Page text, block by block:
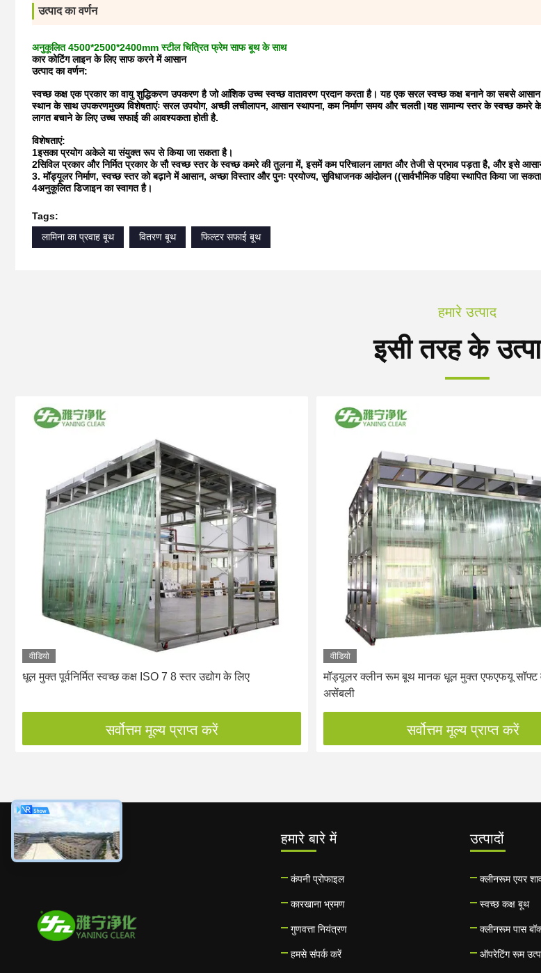
उत्पाद का वर्णन
अनुकूलित 4500*2500*2400mm स्टील चित्रित फ्रेम साफ बूथ के साथ
कार कोटिंग लाइन के लिए साफ करने में आसान
उत्पाद का वर्णन:
स्वच्छ कक्ष एक प्रकार का वायु शुद्धिकरण उपकरण है जो आंशिक उच्च स्वच्छ वातावरण प्रदान करता है। यह एक सरल स्वच्छ कक्ष बनाने का सबसे
स्थान के साथ उपकरणमुख्य विशेषताएंः सरल उपयोग, अच्छी लचीलापन, आसान स्थापना, कम निर्माण समय और चलती।यह सामान्य स्तर के स्वच्छ कमरे
लागत बचाने के लिए उच्च सफाई की आवश्यकता होती है.
विशेषताएं:
1इसका प्रयोग अकेले या संयुक्त रूप से किया जा सकता है।
2सिविल प्रकार और निर्मित प्रकार के सौ स्वच्छ स्तर के स्वच्छ कमरे की तुलना में, इसमें कम परिचालन लागत और तेजी से प्रभाव पड़ता है, और इसे
3. मॉड्यूलर निर्माण, स्वच्छ स्तर को बढ़ाने में आसान, अच्छा विस्तार और पुनः प्रयोज्य, सुविधाजनक आंदोलन ((सार्वभौमिक पहिया स्थापित किया जा
4अनुकूलित डिजाइन का स्वागत है।
Tags:
लामिना का प्रवाह बूथ
वितरण बूथ फिल्टर सफाई बूथ
हमारे उत्पाद
इसी तरह के
वीडियो
धूल मुक्त पूर्वनिर्मित स्वच्छ कक्ष ISO 7 8 स्तर उद्योग के लिए
सर्वोत्तम मूल्य प्राप्त करें
वीडियो
मॉड्यूलर क्लीन रूम बूथ मानक धूल मुक्त एफएफयू सॉफ्ट
असेंबली
सर्वोत्तम मूल्य प्राप्त करें
हमारे बारे में
कंपनी प्रोफाइल
कारखाना भ्रमण
गुणवत्ता नियंत्रण
हमसे संपर्क करें
उत्पादों
क्लीनरूम एयर
स्वच्छ कक्ष बूथ
क्लीनरूम पास
ऑपरेटिंग रूम